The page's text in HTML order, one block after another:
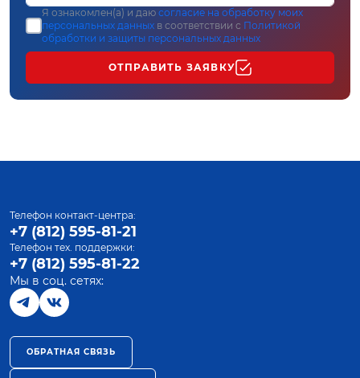
Я ознакомлен(а) и даю согласие на обработку моих
персональных данных в соответствии с Политикой
обработки и защиты персональных данных
ОТПРАВИТЬ ЗАЯВКУ
Телефон контакт-центра:
+7 (812) 595-81-21
Телефон тех. поддержки:
+7 (812) 595-81-22
Мы в соц. сетях:
ОБРАТНАЯ СВЯЗЬ